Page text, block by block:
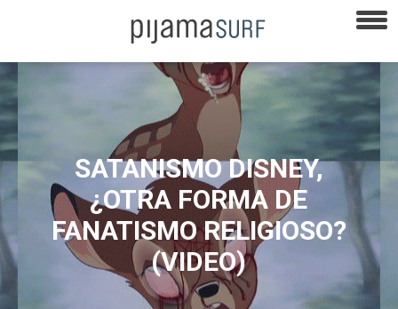
SATANISMO DISNEY,
¿OTRA FORMA DE
FANATISMO RELIGIOSO?
(VIDEO)